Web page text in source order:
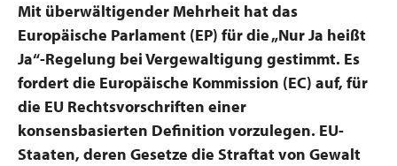
Mit überwältigender Mehrheit hat das
Europäische Parlament (EP) für die „Nur Ja heißt
Ja“-Regelung bei Vergewaltigung gestimmt. Es
fordert die Europäische Kommission (EC) auf, für
die EU Rechtsvorschriften einer
konsensbasierten Definition vorzulegen. EU-
Staaten, deren Gesetze die Straftat von Gewalt